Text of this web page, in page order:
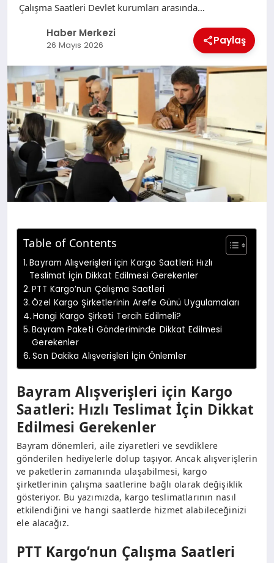
Çalışma Saatleri Devlet kurumları arasında…
Haber Merkezi
26 Mayıs 2026 Paylaş
Table of Contents
Bayram Alışverişleri için Kargo Saatleri: Hızlı
Teslimat İçin Dikkat Edilmesi Gerekenler
PTT Kargo’nun Çalışma Saatleri
Özel Kargo Şirketlerinin Arefe Günü Uygulamaları
Hangi Kargo Şirketi Tercih Edilmeli?
Bayram Paketi Gönderiminde Dikkat Edilmesi
Gerekenler
Son Dakika Alışverişleri İçin Önlemler
Bayram Alışverişleri için Kargo
Saatleri: Hızlı Teslimat İçin Dikkat
Edilmesi Gerekenler
Bayram dönemleri, aile ziyaretleri ve sevdiklere
gönderilen hediyelerle dolup taşıyor. Ancak alışverişlerin
ve paketlerin zamanında ulaşabilmesi, kargo
şirketlerinin çalışma saatlerine bağlı olarak değişiklik
gösteriyor. Bu yazımızda, kargo teslimatlarının nasıl
etkilendiğini ve hangi saatlerde hizmet alabileceğinizi
ele alacağız.
PTT Kargo’nun Çalışma Saatleri